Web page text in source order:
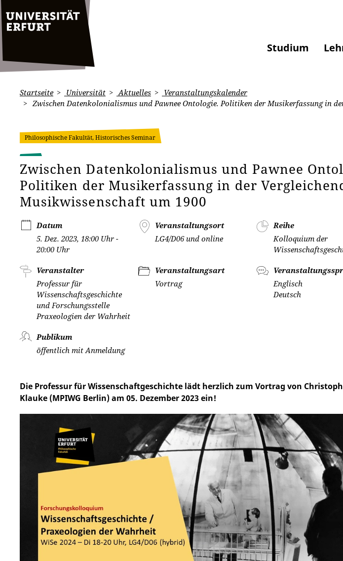
Studium
Startseite Universität Aktuelles
Veranstaltungskalender
Zwischen Datenkolonialismus und Pawnee Ontologie. Politiken der Musikerfassung in
Philosophische Fakultät, Historisches Seminar
Zwischen Datenkolonialismus und Pawnee
Politiken der Musikerfassung in der
Musikwissenschaft um 1900
Datum
5. Dez. 2023, 18:00 Uhr -
20:00 Uhr
Veranstaltungsort
LG4/D06 und online
Reihe
Kolloquium der
Veranstalter
Professur für
Wissenschaftsgeschichte
und Forschungsstelle
Praxeologien der Wahrheit
Veranstaltungsart
Vortrag
Englisch
Deutsch
Publikum
öffentlich mit Anmeldung
Die Professur für Wissenschaftgeschichte lädt herzlich zum Vortrag von
Klauke (MPIWG Berlin) am 05. Dezember 2023 ein!